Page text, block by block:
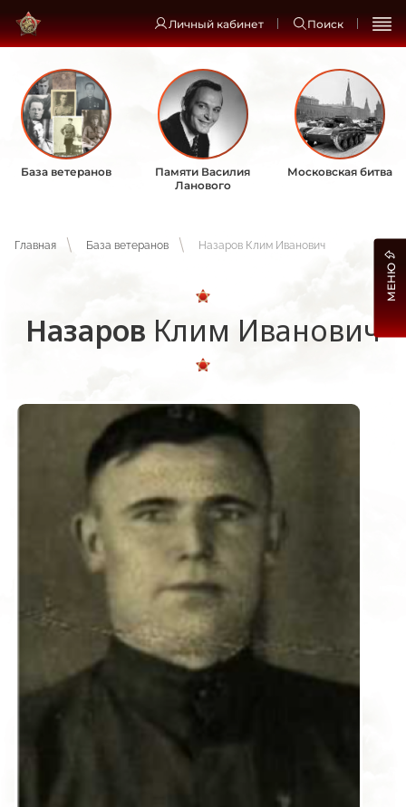
Личный кабинет Поиск
База ветеранов
Памяти Василия
Ланового
Московская битва
Главная База ветеранов Назаров Клим Иванович
Назаров Клим Иванович
МЕНЮ